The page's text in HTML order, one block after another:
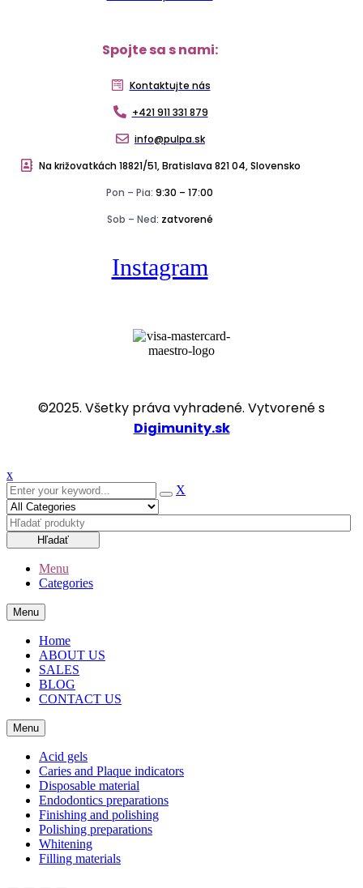
Spojte sa s nami:
Kontaktujte nás
+421 911 331 879
info@pulpa.sk
Na križovatkách 18821/51, Bratislava 821 04, Slovensko
Pon – Pia: 9:30 – 17:00
Sob – Ned: zatvorené
Instagram
©2025. Všetky práva vyhradené. Vytvorené s
Digimunity.sk
x
X
Hľadať
Menu
Categories
Menu
Home
ABOUT US
SALES
BLOG
CONTACT US
Menu
Acid gels
Caries and Plaque indicators
Disposable material
Endodontics preparations
Finishing and polishing
Polishing preparations
Whitening
Filling materials